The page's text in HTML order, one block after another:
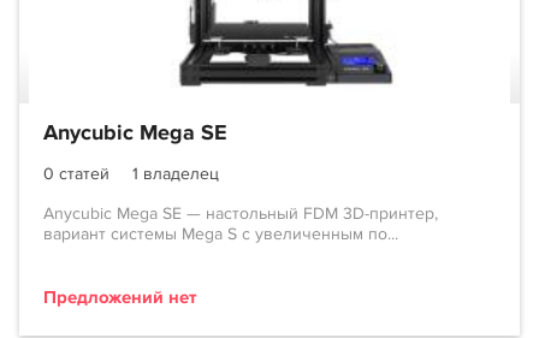
Anycubic Mega SE
0 статей
1 владелец
Anycubic Mega SE — настольный FDM 3D-принтер,
вариант системы Mega S с увеличенным по...
Предложений нет